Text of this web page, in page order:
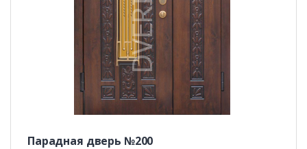
Парадная дверь №200